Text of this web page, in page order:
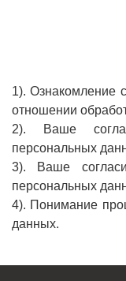
1). Ознакомление с
отношении
2). Ваше
персональных
3). Ваше
персональных
4). Понимание
данных.